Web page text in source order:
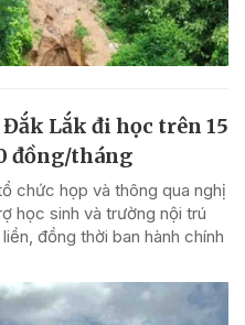
Lắk đi học trên 15
đồng/tháng
chức họp và thông qua nghị
học sinh và trường nội trú
đồng thời ban hành chính